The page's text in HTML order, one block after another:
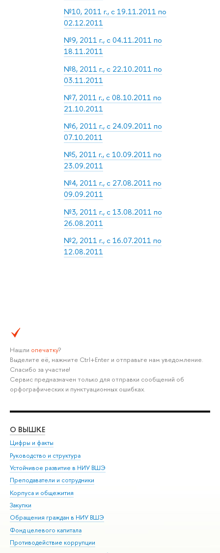
№10, 2011 г., с 19.11.2011 по
02.12.2011
№9, 2011 г., с 04.11.2011 по
18.11.2011
№8, 2011 г., с 22.10.2011 по
03.11.2011
№7, 2011 г., с 08.10.2011 по
21.10.2011
№6, 2011 г., с 24.09.2011 по
07.10.2011
№5, 2011 г., с 10.09.2011 по
23.09.2011
№4, 2011 г., с 27.08.2011 по
09.09.2011
№3, 2011 г., с 13.08.2011 по
26.08.2011
№2, 2011 г., с 16.07.2011 по
12.08.2011
Нашли опечатку?
Выделите её, нажмите Ctrl+Enter и отправьте нам уведомление.
Спасибо за участие!
Сервис предназначен только для отправки сообщений об
орфографических и пунктуационных ошибках.
О ВЫШКЕ
Цифры и факты
Руководство и структура
Устойчивое развитие в НИУ ВШЭ
Преподаватели и сотрудники
Корпуса и общежития
Закупки
Обращения граждан в НИУ ВШЭ
Фонд целевого капитала
Противодействие коррупции